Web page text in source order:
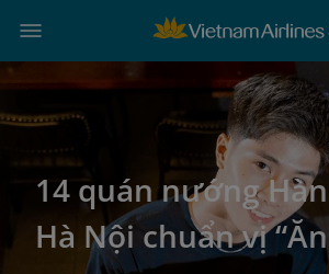
14 quán nướng
Hà Nội chuẩn vị